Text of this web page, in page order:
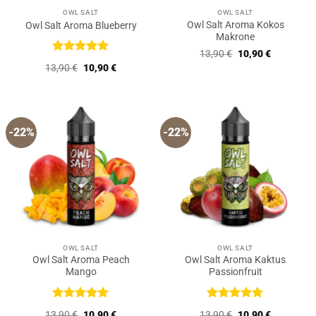
OWL SALT
Owl Salt Aroma Blueberry
Bewertet
mit 5 von
13,90€ Ursprünglicher
Preis
10,90€Aktueller
OWL SALT
Owl Salt Aroma Kokos
Makrone
13,90€ Ursprünglicher
Preis
10,90€Aktueller
-22%
OWL SALT
Owl Salt Aroma Peach
Mango
BewertetUrsprünglicher
Aktueller
-22%
OWL SALT
Owl Salt Aroma Kaktus
Passionfruit
BewertetUrsprünglicher
Aktueller